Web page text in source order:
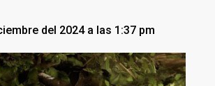
del 2024 a las 1:37 pm